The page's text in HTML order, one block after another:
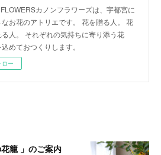
カノンフラワーズは、宇都宮に
なお花のアトリエです。 花を贈る人。 花
る人。 それぞれの気持ちに寄り添う花
めておつくりします。
ロー
籠 」のご案内